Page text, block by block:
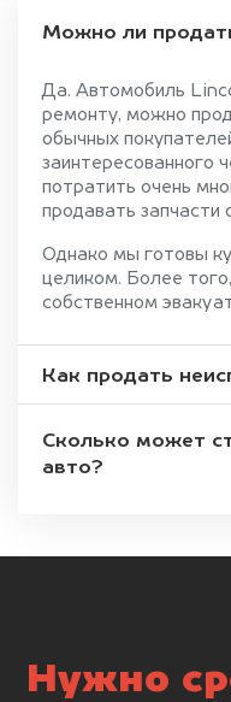
Можно ли
Да. Автомобиль
ремонту, можно
обычных
заинтересованного
потратить очень
продавать запчасти
Однако мы готовы
целиком. Более
собственном
Как продать
Сколько может
авто?
Нужно